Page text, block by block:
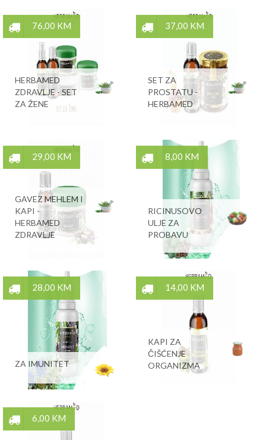
76,00 KM
HERBAMED
ZDRAVLJE - SET
ZA ŽENE
37,00 KM
SET ZA
PROSTATU -
HERBAMED
29,00 KM
GAVEZ MEHLEM I
KAPI -
HERBAMED
ZDRAVLJE
8,00 KM
RICINUSOVO
ULJE ZA
PROBAVU
28,00 KM
ZA IMUNITET
14,00 KM
KAPI ZA
ČIŠĆENJE
ORGANIZMA
6,00 KM